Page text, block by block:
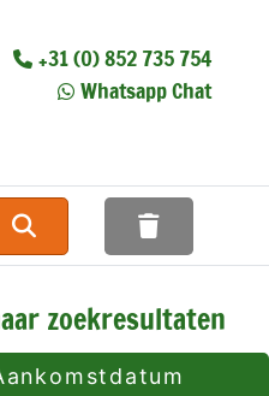
+31 (0) 852 735 754
Whatsapp Chat
zoekresultaten